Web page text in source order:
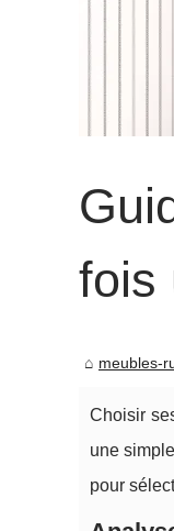
fois
meubles-
Choisir
une
pour